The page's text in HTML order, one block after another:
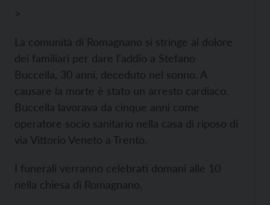
>
La comunità di Romagnano si stringe al dolore
dei familiari per dare l’addio a Stefano
Buccella, 30 anni, deceduto nel sonno. A
causare la morte è stato un arresto cardiaco.
Buccella lavorava da cinque anni come
operatore socio sanitario nella casa di riposo di
via Vittorio Veneto a Trento.
I funerali verranno celebrati domani alle 10
nella chiesa di Romagnano.